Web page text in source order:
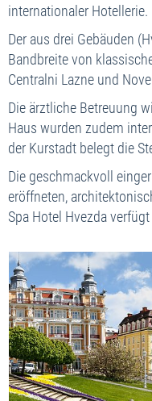
internationaler Hotellerie.
Der aus drei Gebäuden
Bandbreite von
Centralni Lazne und
Die ärztliche Betreuung
Haus wurden zudem
der Kurstadt belegt die
Die geschmackvoll
eröffneten,
Spa Hotel Hvezda